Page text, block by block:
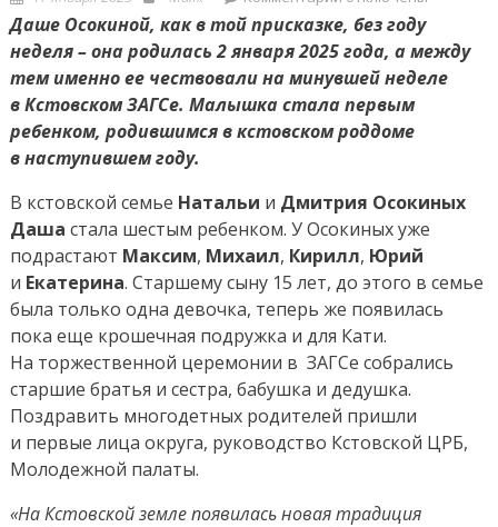
on
записи
Больше
детей
больше
радости
Даше Осокиной, как в той присказке, без году
неделя – она родилась 2 января 2025 года, а между
тем именно ее чествовали на минувшей неделе
в Кстовском ЗАГСе. Малышка стала первым
ребенком, родившимся в кстовском роддоме
в наступившем году.
В кстовской семье Натальи и Дмитрия Осокиных
Даша стала шестым ребенком. У Осокиных уже
подрастают Максим, Михаил, Кирилл, Юрий
и Екатерина. Старшему сыну 15 лет, до этого в семье
была только одна девочка, теперь же появилась
пока еще крошечная подружка и для Кати.
На торжественной церемонии в ЗАГСе собрались
старшие братья и сестра, бабушка и дедушка.
Поздравить многодетных родителей пришли
и первые лица округа, руководство Кстовской ЦРБ,
Молодежной палаты.
«На Кстовской земле появилась новая традиция